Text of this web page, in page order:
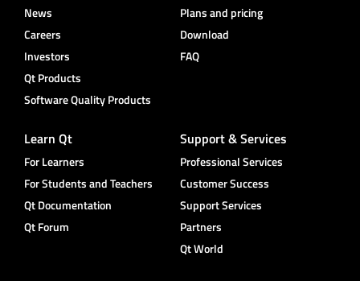
News
Careers
Investors
Qt Products
Software Quality Products
Plans and pricing
Download
FAQ
Learn Qt
For Learners
For Students and Teachers
Qt Documentation
Qt Forum
Support & Services
Professional Services
Customer Success
Support Services
Partners
Qt World